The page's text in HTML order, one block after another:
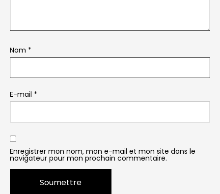
Nom *
E-mail *
Enregistrer mon nom, mon e-mail et mon site dans le
navigateur pour mon prochain commentaire.